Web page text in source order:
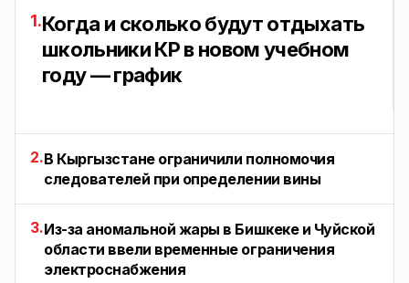
1.Когда и сколько будут отдыхать
школьники КР в новом учебном
году — график
2.В Кыргызстане ограничили полномочия
следователей при определении вины
3.Из-за аномальной жары в Бишкеке и Чуйской
области ввели временные ограничения
электроснабжения